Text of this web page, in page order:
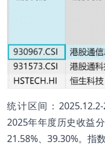
统计区间：
2025年年度历史收益
21.58%、39.30%。指